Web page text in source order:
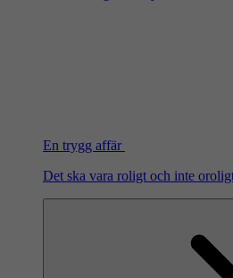
En trygg affär
Det ska vara roligt och inte